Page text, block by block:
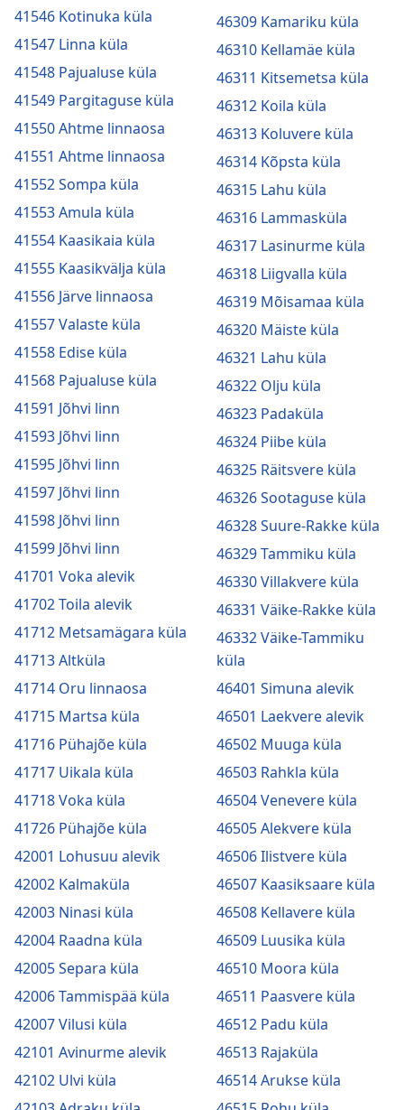
41546 Kotinuka küla
41547 Linna küla
41548 Pajualuse küla
41549 Pargitaguse küla
41550 Ahtme linnaosa
41551 Ahtme linnaosa
41552 Sompa küla
41553 Amula küla
41554 Kaasikaia küla
41555 Kaasikvälja küla
41556 Järve linnaosa
41557 Valaste küla
41558 Edise küla
41568 Pajualuse küla
41591 Jõhvi linn
41593 Jõhvi linn
41595 Jõhvi linn
41597 Jõhvi linn
41598 Jõhvi linn
41599 Jõhvi linn
41701 Voka alevik
41702 Toila alevik
41712 Metsamägara küla
41713 Altküla
41714 Oru linnaosa
41715 Martsa küla
41716 Pühajõe küla
41717 Uikala küla
41718 Voka küla
41726 Pühajõe küla
42001 Lohusuu alevik
42002 Kalmaküla
42003 Ninasi küla
42004 Raadna küla
42005 Separa küla
42006 Tammispää küla
42007 Vilusi küla
42101 Avinurme alevik
42102 Ulvi küla
46309 Kamariku küla
46310 Kellamäe küla
46311 Kitsemetsa küla
46312 Koila küla
46313 Koluvere küla
46314 Kõpsta küla
46315 Lahu küla
46316 Lammasküla
46317 Lasinurme küla
46318 Liigvalla küla
46319 Mõisamaa küla
46320 Mäiste küla
46321 Lahu küla
46322 Olju küla
46323 Padaküla
46324 Piibe küla
46325 Räitsvere küla
46326 Sootaguse küla
46328 Suure-Rakke küla
46329 Tammiku küla
46330 Villakvere küla
46331 Väike-Rakke küla
46332 Väike-Tammiku
küla
46401 Simuna alevik
46501 Laekvere alevik
46502 Muuga küla
46503 Rahkla küla
46504 Venevere küla
46505 Alekvere küla
46506 Ilistvere küla
46507 Kaasiksaare küla
46508 Kellavere küla
46509 Luusika küla
46510 Moora küla
46511 Paasvere küla
46512 Padu küla
46513 Rajaküla
46514 Arukse küla